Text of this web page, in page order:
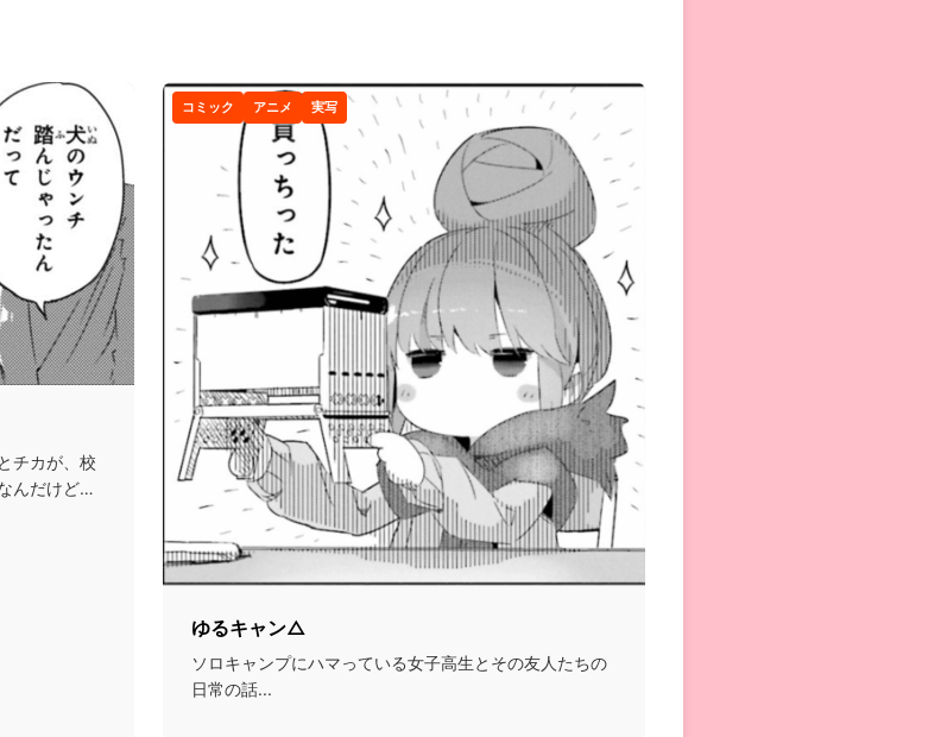
チカが、校
んだけど、
コミック アニメ 実写
ゆるキャン△
ソロキャンプにハマっている女子高生とその友人たちの
日常の話...